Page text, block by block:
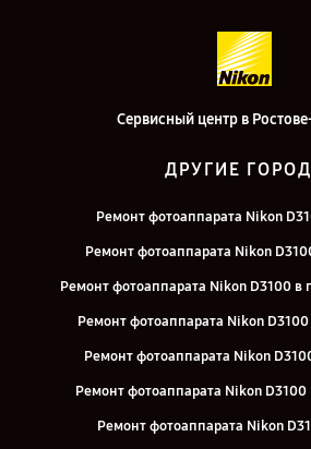
Сервисный центр в
ДРУГИЕ
Ремонт фотоаппарата Nikon
Ремонт фотоаппарата Nikon
Ремонт фотоаппарата Nikon D3100
Ремонт фотоаппарата Nikon
Ремонт фотоаппарата Nikon
Ремонт фотоаппарата Nikon D3100
Ремонт фотоаппарата Nikon